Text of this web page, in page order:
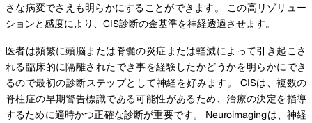
さな病変でさえも明らかにすることができます。 この高リゾリュー
ションと感度により、CIS診断の金基準を神経透過させます。
医者は頻繁に頭脳または脊髄の炎症または軽減によって引き起こさ
れる臨床的に隔離されたでき事を経験したかどうかを明らかにでき
るので最初の診断ステップとして神経を好みます。 CISは、複数の
脊柱症の早期警告標識である可能性があるため、治療の決定を指導
するために適時かつ正確な診断が重要です。 Neuroimagingは、神経